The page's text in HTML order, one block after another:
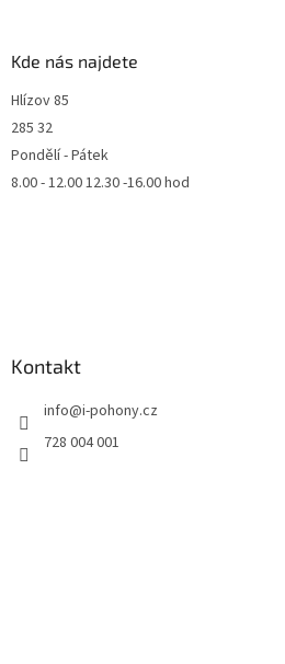
Kde nás najdete
Hlízov 85
285 32
Pondělí - Pátek
8.00 - 12.00 12.30 -16.00 hod
Kontakt
info@i-pohony.cz
728 004 001